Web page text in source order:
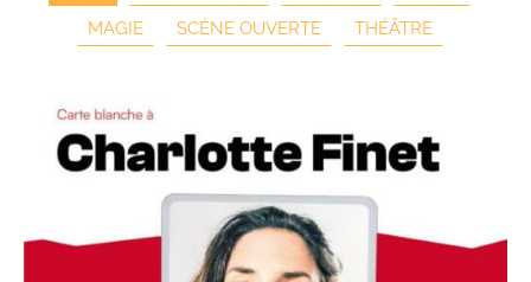
MAGIE
SCÈNE OUVERTE THÉÂTRE